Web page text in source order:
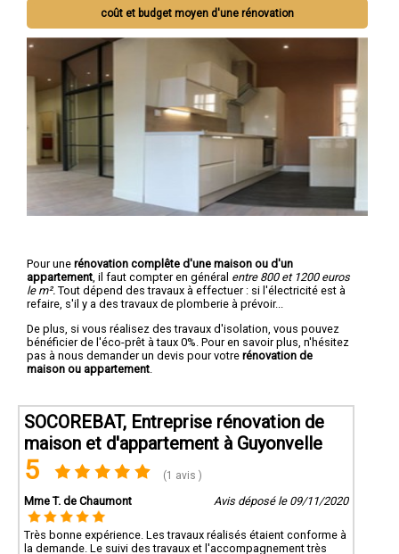
coût et budget moyen d'une rénovation
Pour une rénovation complête d'une maison ou d'un
appartement , il faut compter en général entre 800 et 1200 euros
le m². Tout dépend des travaux à effectuer : si l'électricité est à
refaire, s'il y a des travaux de plomberie à prévoir...
De plus, si vous réalisez des travaux d'isolation, vous pouvez
bénéficier de l'éco-prêt à taux 0%. Pour en savoir plus, n'hésitez
pas à nous demander un devis pour votre rénovation de
maison ou appartement
SOCOREBAT, Entreprise rénovation de
maison et d'appartement à Guyonvelle
5 (1 avis )
Mme T. de Chaumont Avis déposé le 09/11/2020
Très bonne expérience. Les travaux réalisés étaient conforme à
la demande. Le suivi des travaux et l'accompagnement très